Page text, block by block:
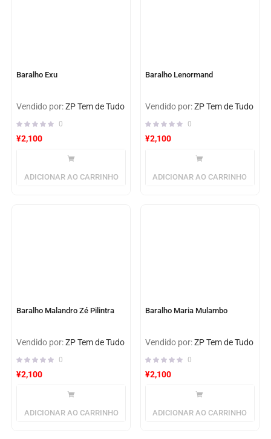
Baralho Exu
Vendido por:ZP Tem de Tudo
0
¥2,100
ADICIONAR AO CARRINHO
Baralho Lenormand
Vendido por:ZP Tem de Tudo
0
¥2,100
ADICIONAR AO CARRINHO
Baralho Malandro Zé Pilintra
Vendido por:ZP Tem de Tudo
0
¥2,100
ADICIONAR AO CARRINHO
Baralho Maria Mulambo
Vendido por:ZP Tem de Tudo
0
¥2,100
ADICIONAR AO CARRINHO